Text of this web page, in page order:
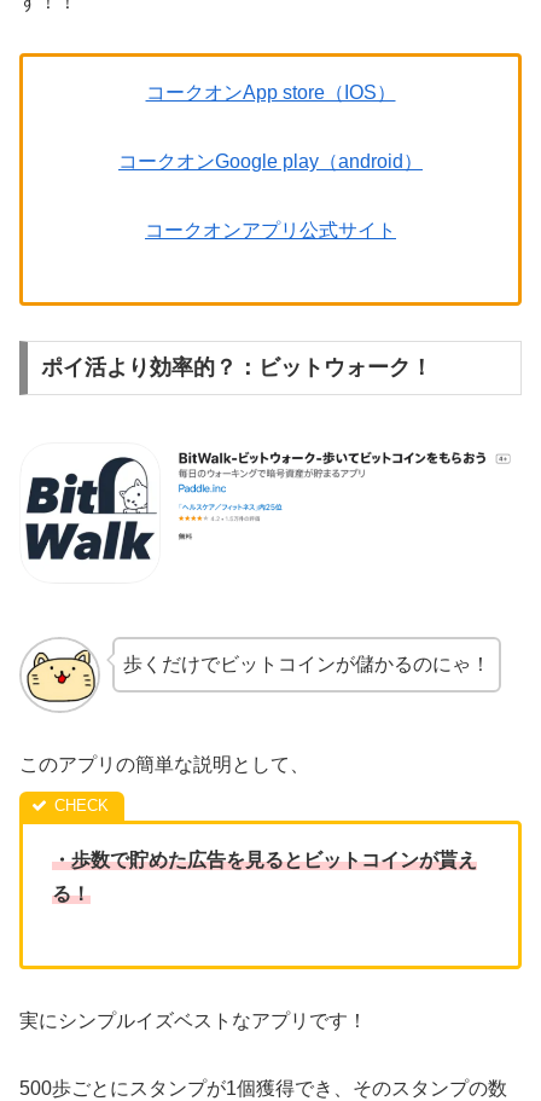
コークオンApp store（IOS）
コークオンGoogle play（android）
コークオンアプリ公式サイト
ポイ活より効率的？：ビットウォーク！
歩くだけでビットコインが儲かるのにゃ！
このアプリの簡単な説明として、
・歩数で貯めた広告を見るとビットコインが貰え
る！
実にシンプルイズベストなアプリです！
500歩ごとにスタンプが1個獲得でき、そのスタンプの数